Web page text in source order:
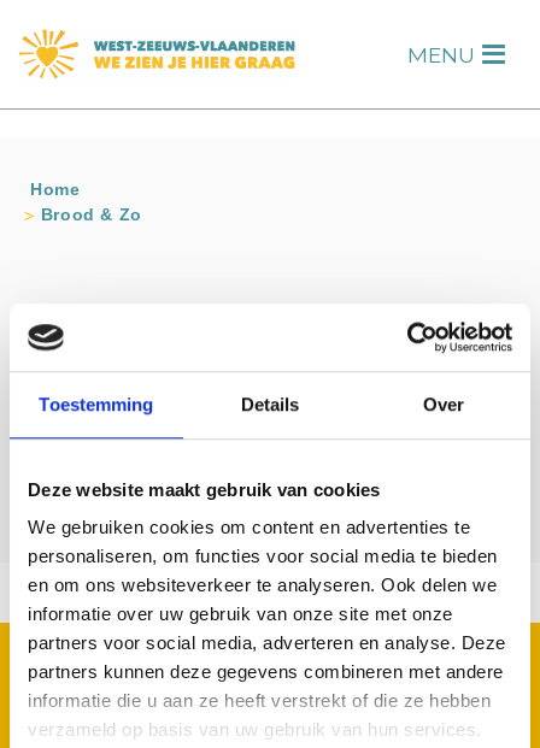
Toestemming Details Over
Deze website maakt gebruik van cookies
We gebruiken cookies om content en advertenties te
personaliseren, om functies voor social media te bieden
en om ons websiteverkeer te analyseren. Ook delen we
informatie over uw gebruik van onze site met onze
partners voor social media, adverteren en analyse. Deze
partners kunnen deze gegevens combineren met andere
informatie die u aan ze heeft verstrekt of die ze hebben
verzameld op basis van uw gebruik van hun services.
MENU H
Home
Brood & Zo
Brood & Zo
06-27054206
Bezoek website
REGISTRIEREN SIE SICH FÜR UNSERE
NEWSLETTER
Geen zorgen we spammen niet.